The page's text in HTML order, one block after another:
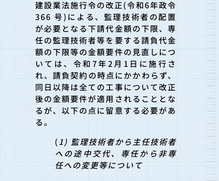
建設業法施行令の改正(令和6年政令
366 号)による、監理技術者の配置
が必要となる下請代金額の下限、専
任の監理技術者等を要する請負代金
額の下限等の金額要件の見直しにつ
いては、令和7年2月1日に施行さ
れ、請負契約の時点にかかわらず、
同日以降は全ての工事について改正
後の金額要件が適用されることとな
るが、以下の点に留意する必要があ
る。
(1) 監理技術者から主任技術者
への途中交代、専任から非専
任への変更等について